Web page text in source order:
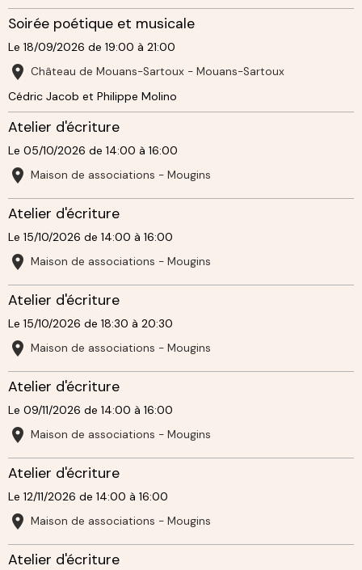
Soirée poétique et musicale
Le 18/09/2026 de 19:00 à 21:00
Château de Mouans-Sartoux - Mouans-Sartoux
Cédric Jacob et Philippe Molino
Atelier d'écriture
Le 05/10/2026 de 14:00 à 16:00
Maison de associations - Mougins
Atelier d'écriture
Le 15/10/2026 de 14:00 à 16:00
Maison de associations - Mougins
Atelier d'écriture
Le 15/10/2026 de 18:30 à 20:30
Maison de associations - Mougins
Atelier d'écriture
Le 09/11/2026 de 14:00 à 16:00
Maison de associations - Mougins
Atelier d'écriture
Le 12/11/2026 de 14:00 à 16:00
Maison de associations - Mougins
Atelier d'écriture